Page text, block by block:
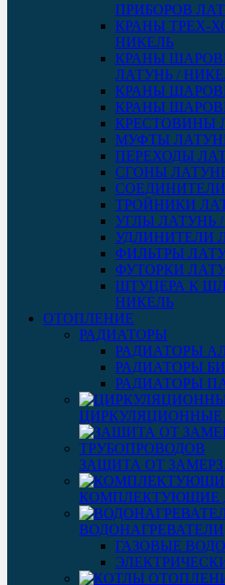
ПРИБОРОВ
КРАНЫ ТРЕХ-
НИКЕЛЬ
КРАНЫ
ЛАТУНЬ /
КРАНЫ
КРАНЫ
КРЕСТОВИНЫ
МУФТЫ
ПЕРЕХОДЫ
СГОНЫ
СОЕДИНИТЕЛИ
ТРОЙНИКИ
УГЛЫ ЛАТУНЬ
УДЛИНИТЕЛИ
ФИЛЬТРЫ
ФУТОРКИ
ШТУЦЕРА К
НИКЕЛЬ
ОТОПЛЕНИЕ
РАДИАТОРЫ
РАДИАТОРЫ
РАДИАТОРЫ
РАДИАТОРЫ
ЗАЩИТА ОТ
КОМПЛЕКТУЮЩИЕ
ВОДОНАГРЕВАТЕЛИ
ГАЗОВЫЕ